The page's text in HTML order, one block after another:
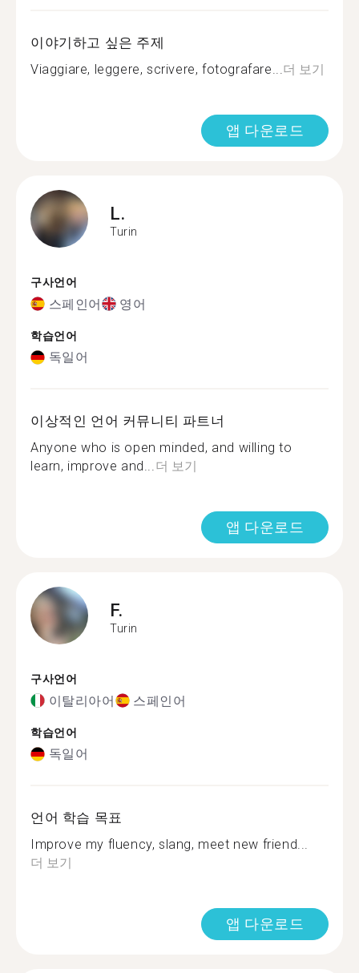
이야기하고 싶은 주제
Viaggiare, leggere, scrivere, fotografare...더 보기
앱 다운로드
L.
Turin
구사언어
스페인어 영어
학습언어
독일어
이상적인 언어 커뮤니티 파트너
Anyone who is open minded, and willing to
learn, improve and...더 보기
앱 다운로드
F.
Turin
구사언어
이탈리아어 스페인어
학습언어
독일어
언어 학습 목표
Improve my fluency, slang, meet new friend...
더 보기
앱 다운로드